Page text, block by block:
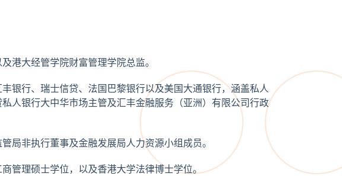
港大经管学院财富管理学院总监。
银行、瑞士信贷、法国巴黎银行以及美国大通银行，涵盖私人
人银行大中华市场主管及汇丰金融服务（亚洲）有限公司行政
局非执行董事及金融发展局人力资源小组成员。
管理硕士学位，以及香港大学法律博士学位。